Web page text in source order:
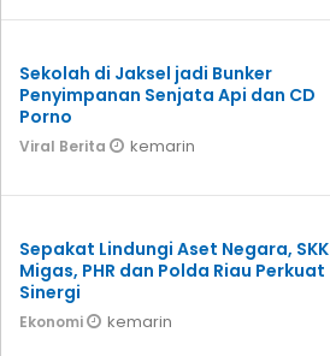
Sekolah di Jaksel jadi Bunker
Penyimpanan Senjata Api dan CD
Porno
Viral Berita kemarin
Sepakat Lindungi Aset Negara, SKK
Migas, PHR dan Polda Riau Perkuat
Sinergi
Ekonomi kemarin